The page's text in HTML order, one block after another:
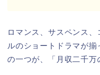
ロマンス、サスペンス
ルのショートドラマが
の一つが、「月収二千万